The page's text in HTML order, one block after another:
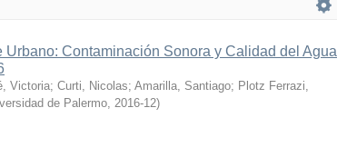
Urbano: Contaminación Sonora y Calidad del Agua
Victoria; Curti, Nicolas; Amarilla, Santiago; Plotz Ferrazi,
de Palermo, 2016-12)